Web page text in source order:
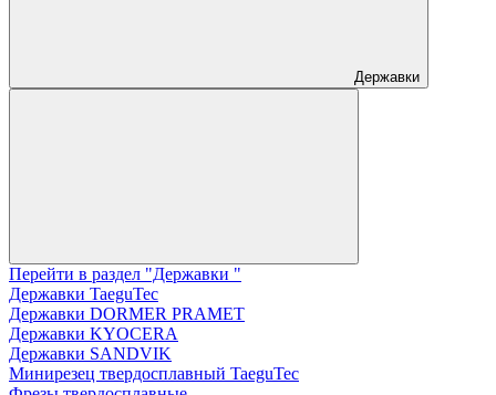
Державки
Перейти в раздел "Державки "
Державки TaeguTec
Державки DORMER PRAMET
Державки KYOCERA
Державки SANDVIK
Минирезец твердосплавный TaeguTec